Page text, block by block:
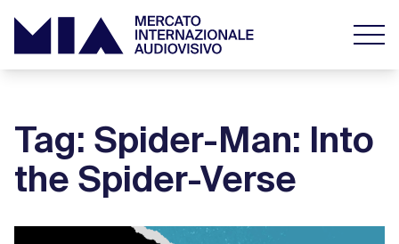
Tag: Spider-Man: Into
the Spider-Verse